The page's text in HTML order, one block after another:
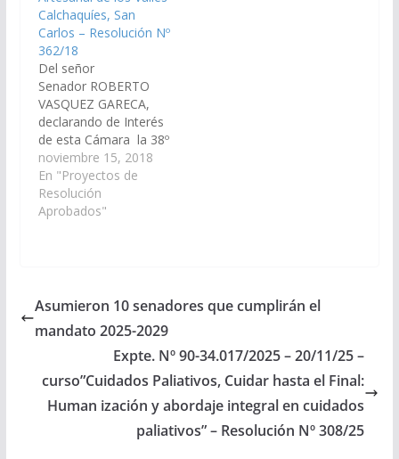
productores del…
Calchaquíes, San
Carlos – Resolución Nº
362/18
Del señor
Senador ROBERTO
VASQUEZ GARECA,
declarando de Interés
de esta Cámara la 38º
Edición de la Feria
Artesanal de los Valles
Calchaquíes, a
realizarse del 8 al 13
Comisión de Educación
Nº 362/18…
noviembre 15, 2018
En "Proyectos de
Resolución
Aprobados"
Asumieron 10 senadores que cumplirán el
mandato 2025-2029
Expte. Nº 90-34.017/2025 – 20/11/25 –
curso”Cuidados Paliativos, Cuidar hasta el Final:
Human ización y abordaje integral en cuidados
paliativos” – Resolución Nº 308/25